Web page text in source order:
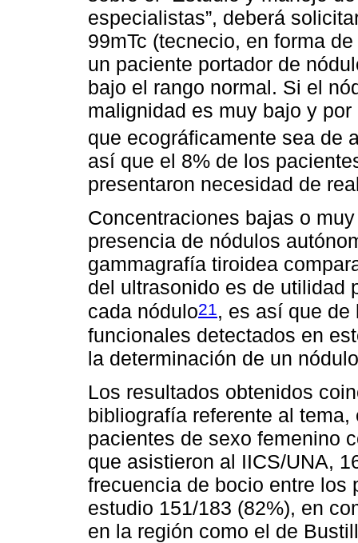
especialistas”, deberá
99mTc (tecnecio, en forma
un paciente portador de
bajo el rango normal. Si el
malignidad es muy bajo y
que ecográficamente sea de
así que el 8% de los
presentaron necesidad de
Concentraciones bajas o
presencia de nódulos
gammagrafía tiroidea
del ultrasonido es de utilidad
cada nódulo21 , es así que de
funcionales detectados en
la determinación de un
Los resultados obtenidos
bibliografía referente al
pacientes de sexo femenino
que asistieron al IICS/UNA,
frecuencia de bocio entre los
estudio 151/183 (82%), en
en la región como el de